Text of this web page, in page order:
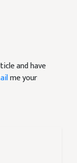
and have
me your